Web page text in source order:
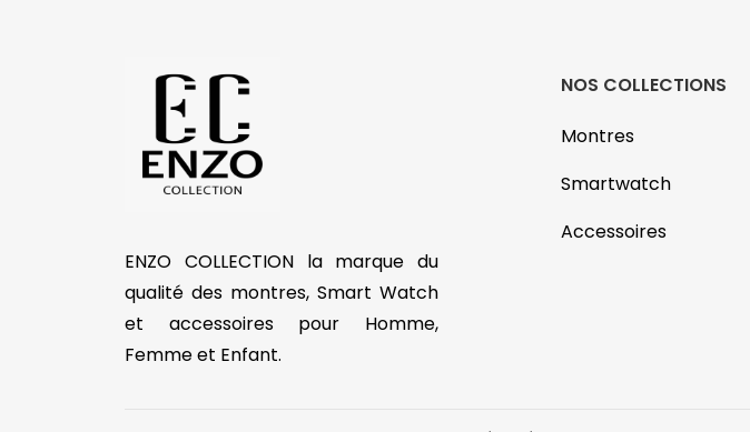
ENZO COLLECTION la marque du
qualité des montres, Smart Watch
et accessoires pour Homme,
Femme et Enfant.
NOS COLLECTIONS
Montres
Smartwatch
Accessoires